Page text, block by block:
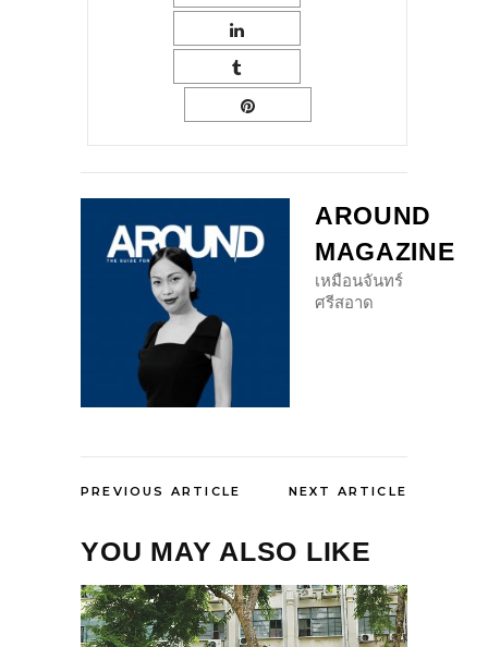
AROUND
MAGAZINE
เหมือนจันทร์
ศรีสอาด
PREVIOUS ARTICLE NEXT ARTICLE
YOU MAY ALSO LIKE